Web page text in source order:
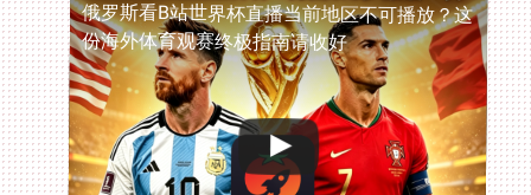
份海外体育观赛终极指南请收好